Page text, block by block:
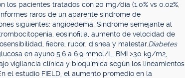
pacientes tratados con 20 mg/día (1.0% vs 0.02%,
raros de un aparente síndrome de
siguientes: angioedema. Síndrome semejante al
eosinofilia, aumento de velocidad de
fiebre, rubor, disnea y malestar.Diabetes
en ayuno 5.6 a 6.9 mmol/L. BMI >30 kg/m2,
vigilancia clínica y bioquímica según los lineamientos
el estudio FIELD, el aumento promedio en la